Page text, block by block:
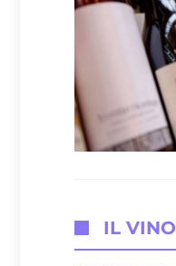
IL VINO